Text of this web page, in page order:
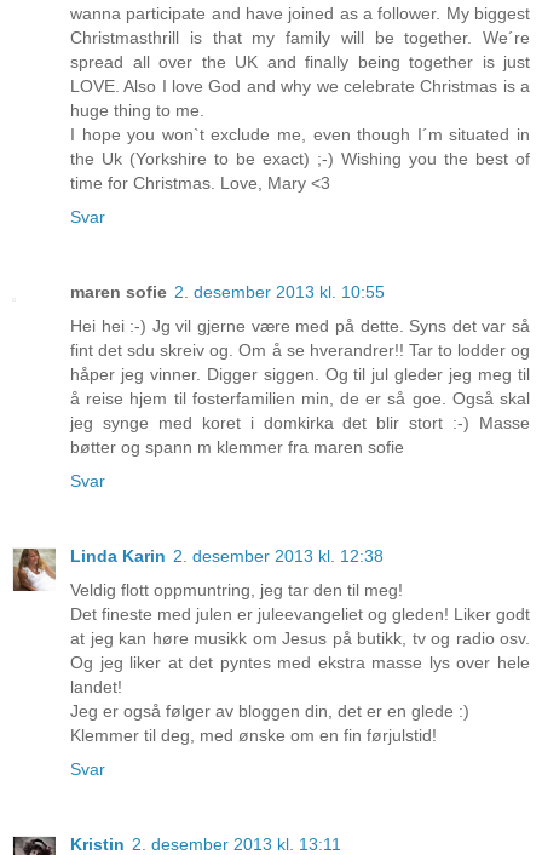
wanna participate and have joined as a follower. My biggest
Christmasthrill is that my family will be together. We´re
spread all over the UK and finally being together is just
LOVE. Also I love God and why we celebrate Christmas is a
huge thing to me.
I hope you won`t exclude me, even though I´m situated in
the Uk (Yorkshire to be exact) ;-) Wishing you the best of
time for Christmas. Love, Mary <3
Svar
maren sofie 2. desember 2013 kl. 10:55
Hei hei :-) Jg vil gjerne være med på dette. Syns det var så
fint det sdu skreiv og. Om å se hverandrer!! Tar to lodder og
håper jeg vinner. Digger siggen. Og til jul gleder jeg meg til
å reise hjem til fosterfamilien min, de er så goe. Også skal
jeg synge med koret i domkirka det blir stort :-) Masse
bøtter og spann m klemmer fra maren sofie
Svar
Linda Karin 2. desember 2013 kl. 12:38
Veldig flott oppmuntring, jeg tar den til meg!
Det fineste med julen er juleevangeliet og gleden! Liker godt
at jeg kan høre musikk om Jesus på butikk, tv og radio osv.
Og jeg liker at det pyntes med ekstra masse lys over hele
landet!
Jeg er også følger av bloggen din, det er en glede :)
Klemmer til deg, med ønske om en fin førjulstid!
Svar
Kristin 2. desember 2013 kl. 13:11